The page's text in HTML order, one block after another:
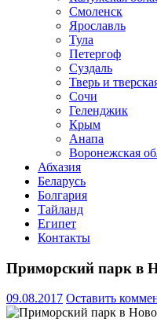
Смоленск
Ярославль
Тула
Петергоф
Суздаль
Тверь и
Сочи
Геленджик
Крым
Анапа
Воронежская
Абхазия
Беларусь
Болгария
Тайланд
Египет
Контакты
Приморский парк в
09.08.2017 Оставить